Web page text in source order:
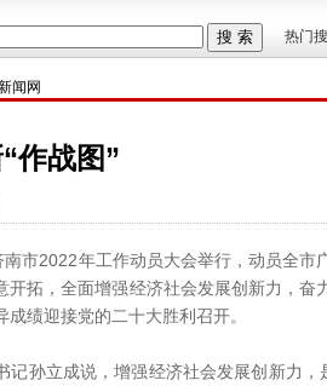
搜 索 热门
闻网
作战图”
南市2022年工作动员大会举行，动员全市
开拓，全面增强经济社会发展创新力，奋
绩迎接党的二十大胜利召开。
孙立成说，增强经济社会发展创新力，